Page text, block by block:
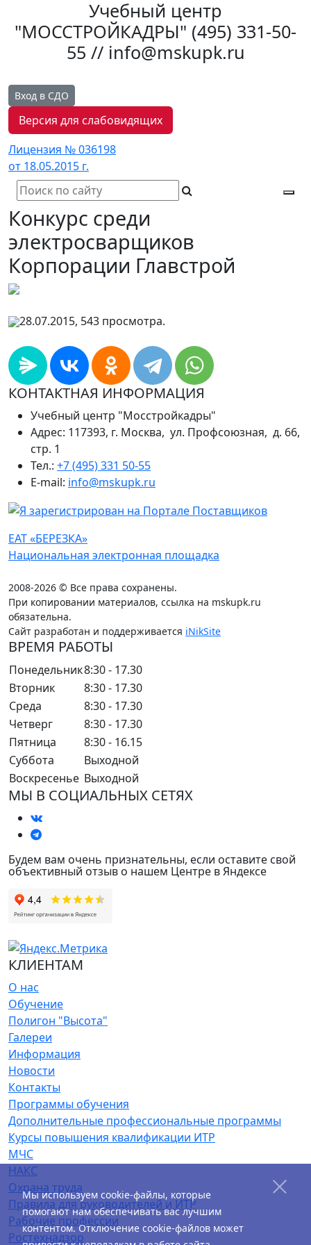
Учебный центр
"МОССТРОЙКАДРЫ" (495) 331-50-
55 // info@mskupk.ru
Вход в СДО
Версия для слабовидящих
Лицензия № 036198
от 18.05.2015 г.
Конкурс среди
электросварщиков
Корпорации Главстрой
28.07.2015, 543 просмотра.
КОНТАКТНАЯ ИНФОРМАЦИЯ
Учебный центр "Мосстройкадры"
Адрес: 117393, г. Москва, ул. Профсоюзная, д. 66,
стр. 1
Тел.: +7 (495) 331 50-55
E-mail: info@mskupk.ru
ЕАТ «БЕРЕЗКА»
Национальная электронная площадка
2008-2026 © Все права сохранены.
При копировании материалов, ссылка на mskupk.ru
обязательна.
Сайт разработан и поддерживается iNikSite
ВРЕМЯ РАБОТЫ
Понедельник8:30 - 17.30
Вторник
8:30 - 17.30
Среда
8:30 - 17.30
Четверг
8:30 - 17.30
Пятница
8:30 - 16.15
Суббота
Выходной
Воскресенье Выходной
МЫ В СОЦИАЛЬНЫХ СЕТЯХ
Будем вам очень признательны, если оставите свой
объективный отзыв о нашем Центре в Яндексе
КЛИЕНТАМ
О нас
Обучение
Полигон "Высота"
Галереи
Информация
Новости
Контакты
Программы обучения
Дополнительные профессиональные программы
Курсы повышения квалификации ИТР
МЧС
НАКС
Охрана труда
Правила для руководителей и ИТР
Рабочие профессии
Ростехнадзор
Мы используем cookie-файлы, которые
помогают нам обеспечивать вас лучшим
контентом. Отключение cookie-файлов может